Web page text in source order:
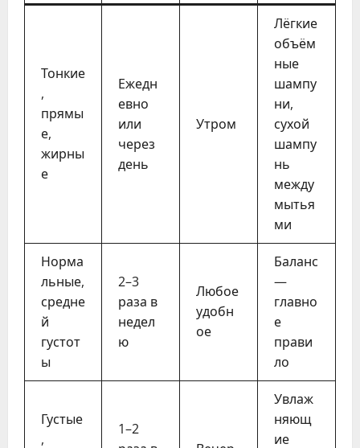
Тонкие
,
прямы
е,
жирны
е
Ежедн
евно
или
через
день
Утром
Лёгкие
объём
ные
шампу
ни,
сухой
шампу
нь
между
мытья
ми
Норма
льные,
средне
й
густот
ы
2–3
раза в
недел
ю
Любое
удобн
ое
Баланс
—
главно
е
прави
ло
Густые
,
1–2
Увлаж
няющ
ие